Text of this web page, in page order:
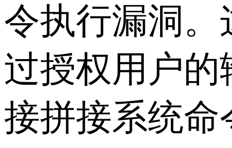
令执行漏洞
过授权用户
接拼接系统